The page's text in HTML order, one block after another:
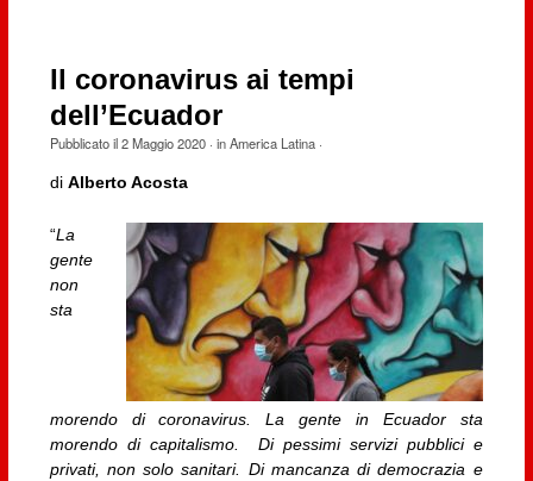
Il coronavirus ai tempi
dell’Ecuador
Pubblicato il2 Maggio 2020· inAmerica Latina·
di Alberto Acosta
“La
gente
non
sta
morendo di coronavirus. La gente in Ecuador sta
morendo di capitalismo. Di pessimi servizi pubblici e
privati, non solo sanitari. Di mancanza di democrazia e